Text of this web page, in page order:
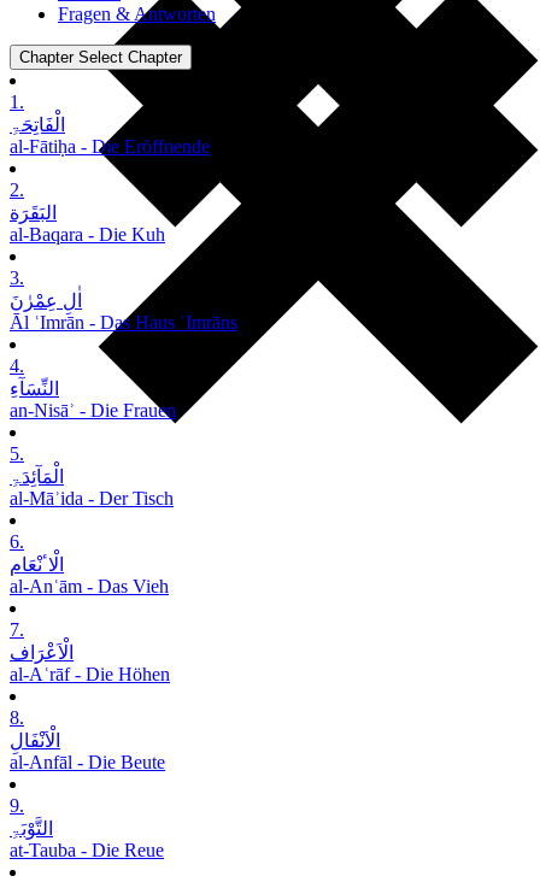
Fragen & Antworten
Chapter Select Chapter
1.
الْفَاتِحَۃِ
al-Fātiḥa - Die Eröffnende
2.
البَقَرَة
al-Baqara - Die Kuh
3.
اٰلِ عِمْرٰنَ
Āl ʿImrān - Das Haus ʿImrāns
4.
النِّسَآءِ
an-Nisāʾ - Die Frauen
5.
الْمَآئِدَۃِ
al-Māʾida - Der Tisch
6.
الْاٴنْعَام
al-Anʿām - Das Vieh
7.
الْاَعْرَاف
al-Aʿrāf - Die Höhen
8.
الْاَنْفَالِ
al-Anfāl - Die Beute
9.
التَّوْبَۃِ
at-Tauba - Die Reue